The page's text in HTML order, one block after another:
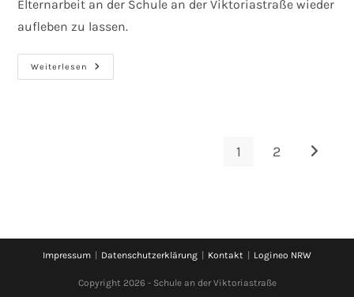
Elternarbeit an der Schule an der Viktoriastraße wieder
aufleben zu lassen.
Weiterlesen
RE-
OPENING
1 2 Zur
Impressum Datenschutzerklärung Kontakt Logineo NRW
Copyright 2026 - Schule an der Viktoriastraße